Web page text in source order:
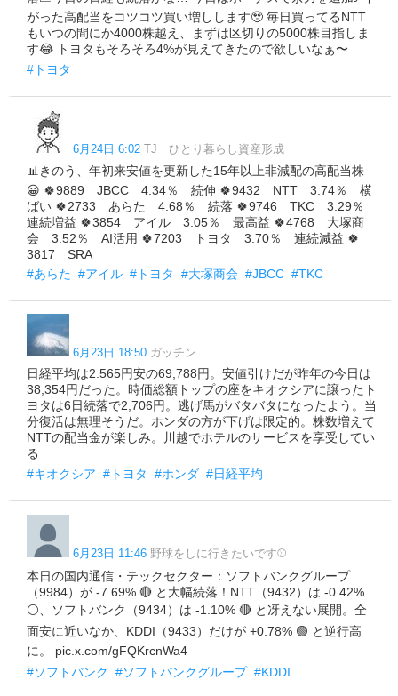
がった高配当をコツコツ買い増しします🥹 毎日買ってるNTT
もいつの間にか4000株越え、まずは区切りの5000株目指しま
す😂 トヨタもそろそろ4%が見えてきたので欲しいなぁ〜
#トヨタ
6月24日 6:02 TJ｜ひとり暮らし資産形成
📊きのう、年初来安値を更新した15年以上非減配の高配当株
😀 🍀9889 JBCC 4.34％ 続伸 🍀9432 NTT 3.74％ 横
ばい 🍀2733 あらた 4.68％ 続落 🍀9746 TKC 3.29％
連続増益 🍀3854 アイル 3.05％ 最高益 🍀4768 大塚商
会 3.52％ AI活用 🍀7203 トヨタ 3.70％ 連続減益 🍀
3817 SRA
#あらた #アイル #トヨタ #大塚商会 #JBCC #TKC
6月23日 18:50 ガッチン
日経平均は2.565円安の69,788円。安値引けだが昨年の今日は
38,354円だった。時価総額トップの座をキオクシアに譲ったト
ヨタは6日続落で2,706円。逃げ馬がバタバタになったよう。当
分復活は無理そうだ。ホンダの方が下げは限定的。株数増えて
NTTの配当金が楽しみ。川越でホテルのサービスを享受してい
る
#キオクシア #トヨタ #ホンダ #日経平均
6月23日 11:46 野球をしに行きたいです⚾️
本日の国内通信・テックセクター：ソフトバンクグループ
（9984）が -7.69% 🔴 と大幅続落！NTT（9432）は -0.42%
⚪、ソフトバンク（9434）は -1.10% 🔴 と冴えない展開。全
面安に近いなか、KDDI（9433）だけが +0.78% 🟢 と逆行高
に。 pic.x.com/gFQKrcnWa4
#ソフトバンク
#ソフトバンクグループ #KDDI